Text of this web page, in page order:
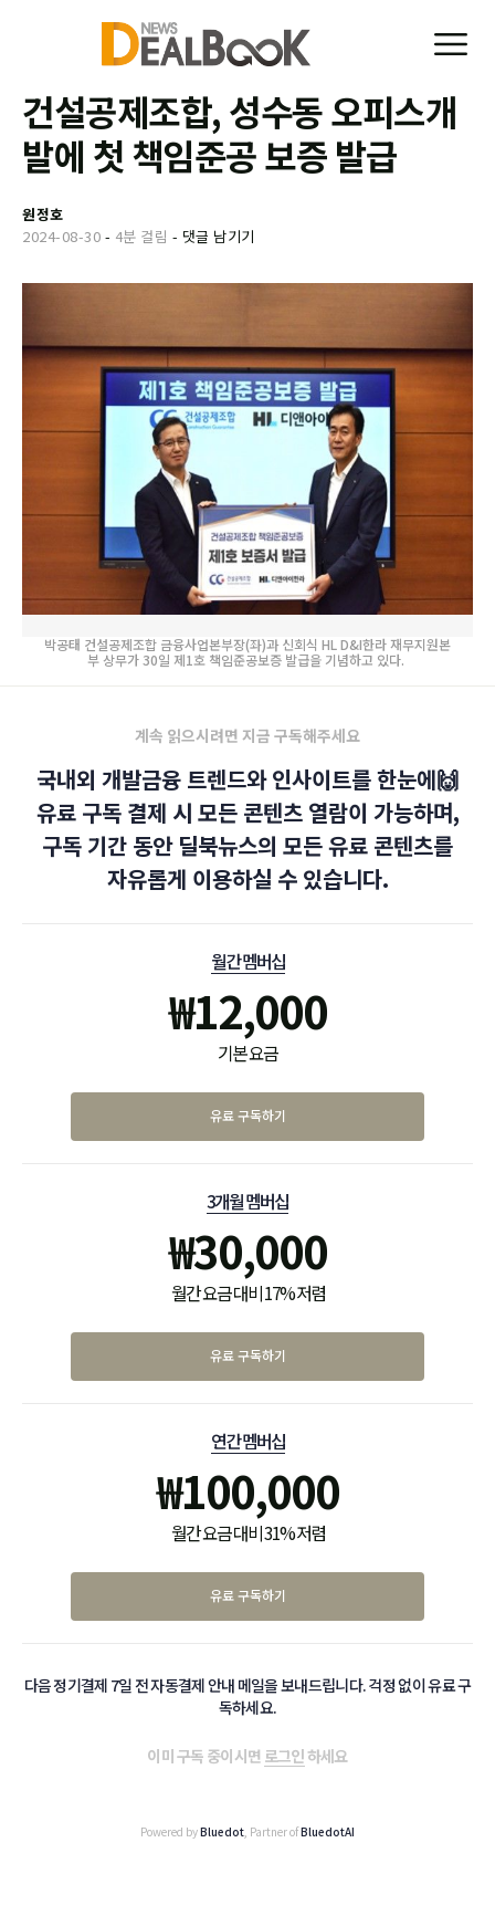
건설공제조합, 성수동 오피스개
발에 첫 책임준공 보증 발급
원정호
2024-08-30 - 4분 걸림 - 댓글 남기기
박공태 건설공제조합 금융사업본부장(좌)과 신회식 HL D&I한라 재무지원본
부 상무가 30일 제1호 책임준공보증 발급을 기념하고 있다.
계속 읽으시려면 지금 구독해주세요
국내외 개발금융 트렌드와 인사이트를 한눈에🙌
유료 구독 결제 시 모든 콘텐츠 열람이 가능하며,
구독 기간 동안 딜북뉴스의 모든 유료 콘텐츠를
자유롭게 이용하실 수 있습니다.
월간 멤버십
₩12,000
기본 요금
유료 구독하기
3개월 멤버십
₩30,000
월간 요금 대비 17% 저렴
유료 구독하기
연간 멤버십
₩100,000
월간 요금 대비 31% 저렴
유료 구독하기
다음 정기결제 7일 전 자동결제 안내 메일을 보내드립니다. 걱정 없이 유료 구
독하세요.
이미 구독 중이시면 로그인하세요
Powered byBluedot , Partner ofBluedotAI